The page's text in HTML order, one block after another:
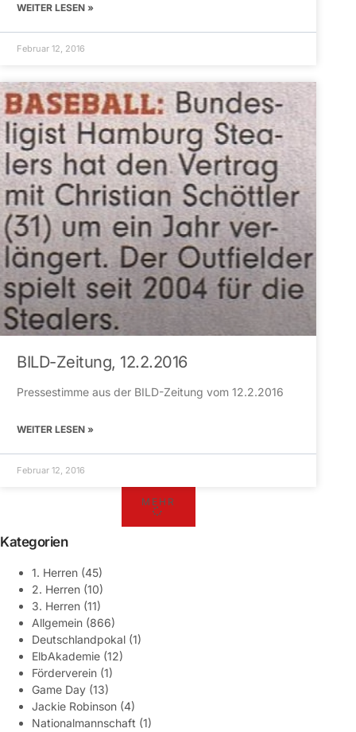
WEITER LESEN »
Februar 12, 2016
BILD-Zeitung, 12.2.2016
Pressestimme aus der BILD-Zeitung vom 12.2.2016
WEITER LESEN »
Februar 12, 2016
MEHR
Kategorien
1. Herren (45)
2. Herren (10)
3. Herren (11)
Allgemein (866)
Deutschlandpokal (1)
ElbAkademie (12)
Förderverein (1)
Game Day (13)
Jackie Robinson (4)
Nationalmannschaft (1)